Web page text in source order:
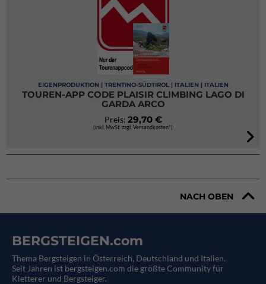
EIGENPRODUKTION | TRENTINO-SÜDTIROL | ITALIEN | ITALIEN
TOUREN-APP CODE PLAISIR CLIMBING LAGO DI
GARDA ARCO
Preis: 29,70 €
(inkl. MwSt. zzgl. Versandkosten*)
NACH OBEN
BERGSTEIGEN.com
Thema Bergsteigen in Österreich, Deutschland und Italien.
Seit Jahren ist bergsteigen.com die größte Community für
Kletterer und Bergsteiger.